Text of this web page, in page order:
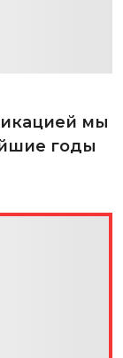
мы
годы